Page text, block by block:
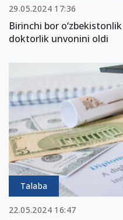
29.05.2024 17:36
Birinchi bor
doktorlik unvonini oldi
Talaba
22.05.2024 16:47